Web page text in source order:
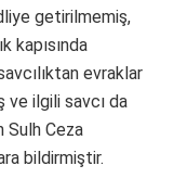
getirilmemiş,
kapısında
evraklar
ve ilgili savcı da
Sulh Ceza
bildirmiştir.